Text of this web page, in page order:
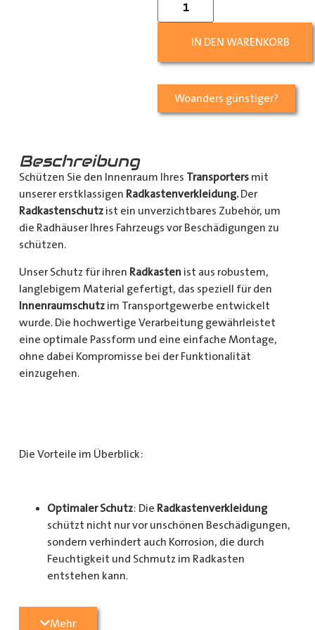
IN DEN WARENKORB
Woanders günstiger?
Beschreibung
Schützen Sie den Innenraum Ihres Transportersmit
unserer erstklassigen Radkastenverkleidung.Der
Radkastenschutzist ein unverzichtbares Zubehör, um
die Radhäuser Ihres Fahrzeugs vor Beschädigungen zu
schützen.
Unser Schutz für ihren Radkastenist aus robustem,
langlebigem Material gefertigt, das speziell für den
Innenraumschutzim Transportgewerbe entwickelt
wurde. Die hochwertige Verarbeitung gewährleistet
eine optimale Passform und eine einfache Montage,
ohne dabei Kompromisse bei der Funktionalität
einzugehen.
Die Vorteile im Überblick:
Optimaler Schutz: Die Radkastenverkleidung
schützt nicht nur vor unschönen Beschädigungen,
sondern verhindert auch Korrosion, die durch
Feuchtigkeit und Schmutz im Radkasten
entstehen kann.
Langlebigkeit
Mehr